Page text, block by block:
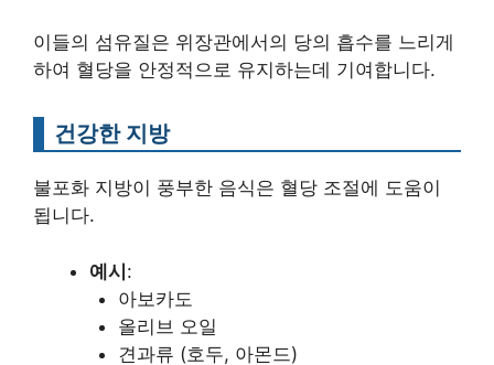
이들의 섬유질은 위장관에서의 당의 흡수를 느리게
하여 혈당을 안정적으로 유지하는데 기여합니다.
건강한 지방
불포화 지방이 풍부한 음식은 혈당 조절에 도움이
됩니다.
예시:
아보카도
올리브 오일
견과류 (호두, 아몬드)